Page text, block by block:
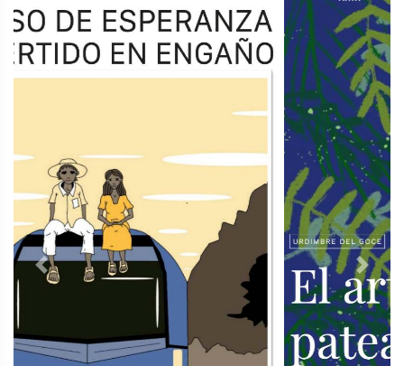
Previous Next